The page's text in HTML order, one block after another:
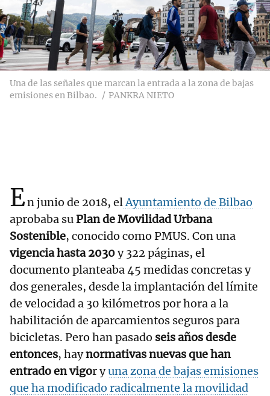
Una de las señales que marcan la entrada a la zona de bajas
emisiones en Bilbao.
PANKRA NIETO
En junio de 2018, elAyuntamiento de Bilbao
aprobaba suPlan de Movilidad Urbana
Sostenible, conocido como PMUS. Con una
vigencia hasta 2030y 322 páginas, el
documento planteaba 45 medidas concretas y
dos generales, desde la implantación del límite
de velocidad a 30 kilómetros por hora a la
habilitación de aparcamientos seguros para
bicicletas. Pero han pasado seis años desde
entonces, haynormativas nuevas que han
entrado en vigor yuna zona de bajas emisiones
que ha modificado radicalmente la movilidad